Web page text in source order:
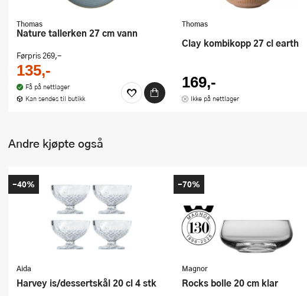
Thomas
Nature tallerken 27 cm vann
Førpris269,-
135,-
Få på nettlager
Kan sendes til butikk
Thomas
Clay kombikopp 27 cl earth
169,-
Ikke på nettlager
Andre kjøpte også
Aida
Harvey is/dessertskål 20 cl 4 stk
-40%
Magnor
Rocks bolle 20 cm klar
-70%